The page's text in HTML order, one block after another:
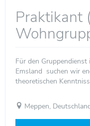
Praktikant
Für den
Emsland suchen wir
theoretischen
Meppen,